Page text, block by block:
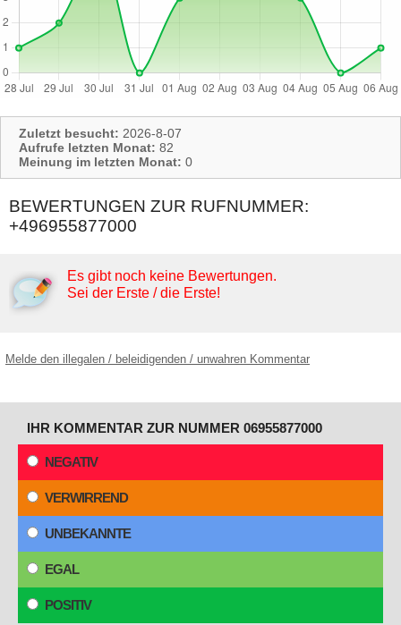
Zuletzt besucht: 2026-8-07
Aufrufe letzten Monat: 82
Meinung im letzten Monat: 0
BEWERTUNGEN ZUR RUFNUMMER:
+496955877000
Es gibt noch keine Bewertungen.
Sei der Erste / die Erste!
Melde den illegalen / beleidigenden / unwahren Kommentar
IHR KOMMENTAR ZUR NUMMER 06955877000
NEGATIV
VERWIRREND
UNBEKANNTE
EGAL
POSITIV